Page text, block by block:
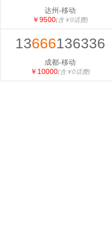
达州-移动
￥9500(含￥0话费)
13666136336
成都-移动
￥10000(含￥0话费)